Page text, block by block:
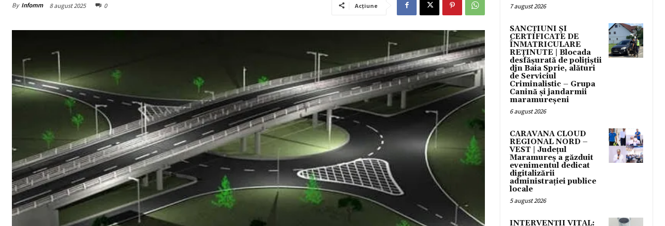
By Infomm 8 august 2025 0 Acțiune 7 august 2026
SANCȚIUNI ȘI
CERTIFICATE DE
ÎNMATRICULARE
REȚINUTE | Blocada
desfășurată de polițiștii
djn Baia Sprie, alături
de Serviciul
Criminalistic – Grupa
Canină și jandarmii
maramureșeni
6 august 2026
CARAVANA CLOUD
REGIONAL NORD –
VEST | Județul
Maramureș a găzduit
evenimentul dedicat
digitalizării
administrației publice
locale
5 august 2026
INTERVENȚII VITAL: